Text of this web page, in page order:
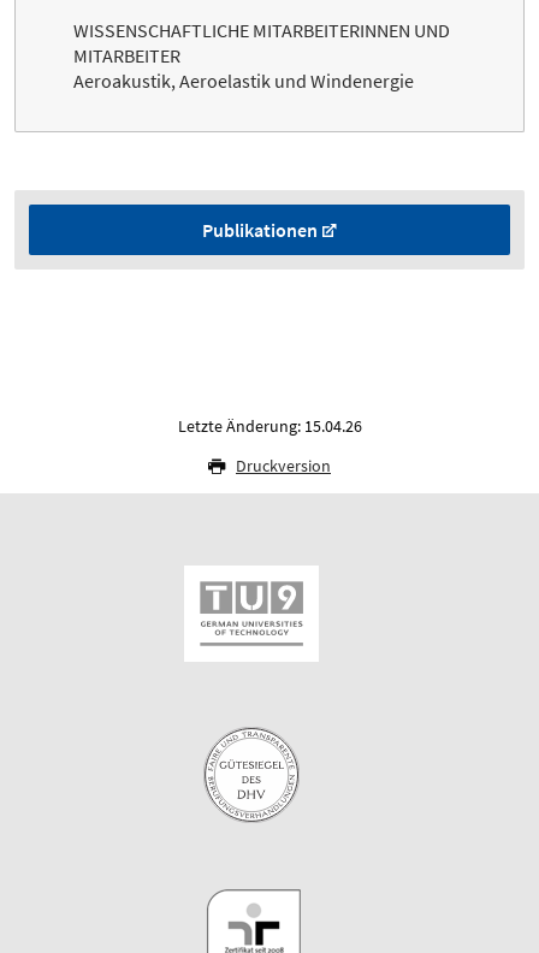
WISSENSCHAFTLICHE MITARBEITERINNEN UND
MITARBEITER
Aeroakustik, Aeroelastik und Windenergie
Publikationen
Letzte Änderung: 15.04.26
Druckversion